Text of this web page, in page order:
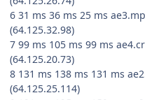
6 31 ms 36 ms 25 ms
(64.125.32.98)
7 99 ms 105 ms 99 ms
(64.125.20.73)
8 131 ms 138 ms 131 ms
(64.125.25.114)